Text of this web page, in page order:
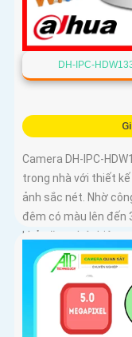
DH-IPC-
Camera DH-IPC-
trong nhà với thiết kế
ảnh sắc nét. Nhờ
đêm có màu lên đến
khả năng phát hiện